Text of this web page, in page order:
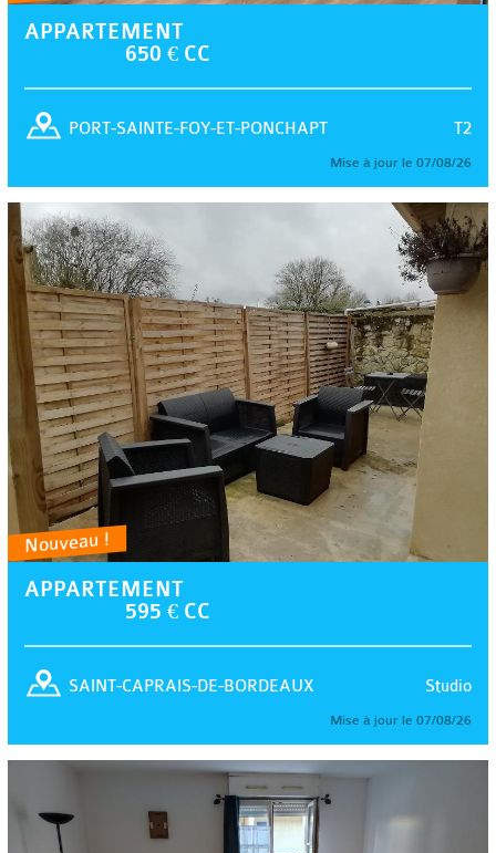
APPARTEMENT
650 € CC
T2
PORT-SAINTE-FOY-ET-PONCHAPT
Mise à jour le 07/08/26
Nouveau !
APPARTEMENT
595 € CC
Studio
SAINT-CAPRAIS-DE-BORDEAUX
Mise à jour le 07/08/26